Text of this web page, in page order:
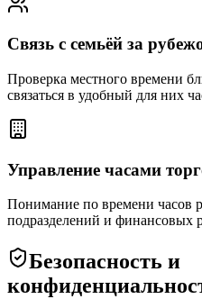
Связь с семьёй за
Проверка местного времени
связаться в удобный для них
Управление часами
Понимание по времени часов
подразделений и финансовых
Безопасность и